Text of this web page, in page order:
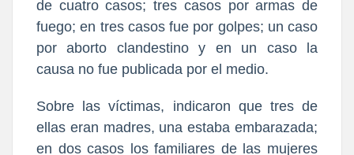
de cuatro casos; tres casos por armas de
fuego; en tres casos fue por golpes; un caso
por aborto clandestino y en un caso la
causa no fue publicada por el medio.
Sobre las víctimas, indicaron que tres de
ellas eran madres, una estaba embarazada;
en dos casos los familiares de las mujeres